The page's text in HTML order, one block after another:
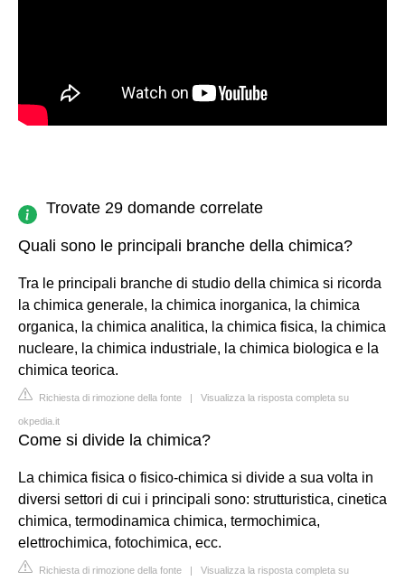
Trovate 29 domande correlate
Quali sono le principali branche della chimica?
Tra le principali branche di studio della chimica si ricorda
la chimica generale, la chimica inorganica, la chimica
organica, la chimica analitica, la chimica fisica, la chimica
nucleare, la chimica industriale, la chimica biologica e la
chimica teorica.
Richiesta di rimozione della fonte | Visualizza la risposta completa su
okpedia.it
Come si divide la chimica?
La chimica fisica o fisico-chimica si divide a sua volta in
diversi settori di cui i principali sono: strutturistica, cinetica
chimica, termodinamica chimica, termochimica,
elettrochimica, fotochimica, ecc.
Richiesta di rimozione della fonte | Visualizza la risposta completa su